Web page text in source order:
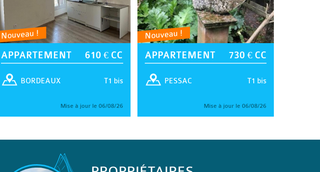
Nouveau !
APPARTEMENT 610 € CC
T1 bis
BORDEAUX
Mise à jour le 06/08/26
Nouveau !
APPARTEMENT 730 € CC
T1 bis
PESSAC
Mise à jour le 06/08/26